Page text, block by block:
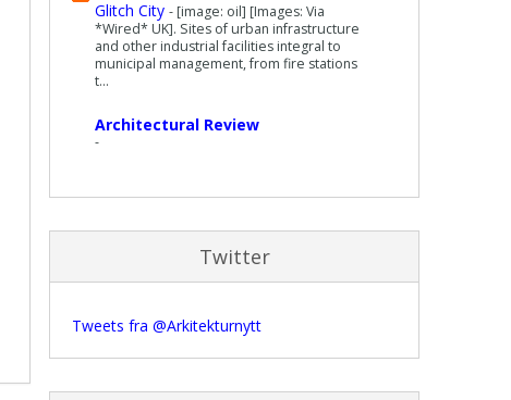
Glitch City - [image: oil] [Images: Via
*Wired* UK]. Sites of urban infrastructure
and other industrial facilities integral to
municipal management, from fire stations
t...
Architectural Review
-
Twitter
Tweets fra @Arkitekturnytt